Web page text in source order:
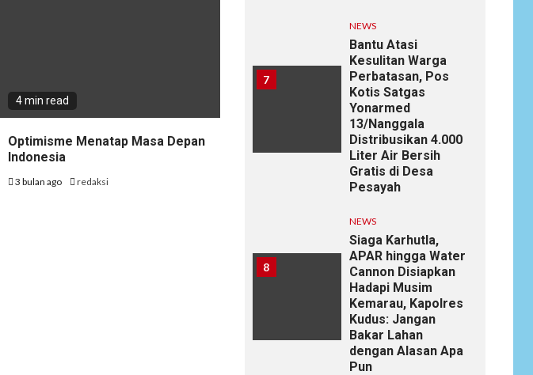
4 min read
Optimisme Menatap Masa Depan
Indonesia
3 bulan ago redaksi
7
NEWS
Bantu Atasi
Kesulitan Warga
Perbatasan, Pos
Kotis Satgas
Yonarmed
13/Nanggala
Distribusikan 4.000
Liter Air Bersih
Gratis di Desa
Pesayah
8
NEWS
Siaga Karhutla,
APAR hingga Water
Cannon Disiapkan
Hadapi Musim
Kemarau, Kapolres
Kudus: Jangan
Bakar Lahan
dengan Alasan Apa
Pun